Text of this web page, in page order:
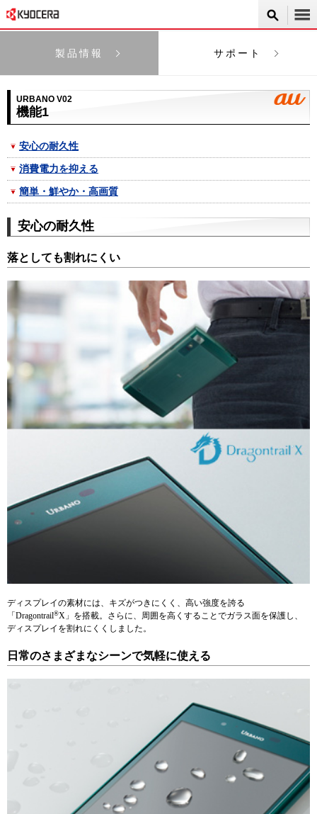
製品情報 サポート
URBANO V02
機能1
安心の耐久性
消費電力を抑える
簡単・鮮やか・高画質
安心の耐久性
落としても割れにくい
ディスプレイの素材には、キズがつきにくく、高い強度を誇る
「Dragontrail®X」を搭載。さらに、周囲を高くすることでガラス面を保護し、
ディスプレイを割れにくくしました。
日常のさまざまなシーンで気軽に使える